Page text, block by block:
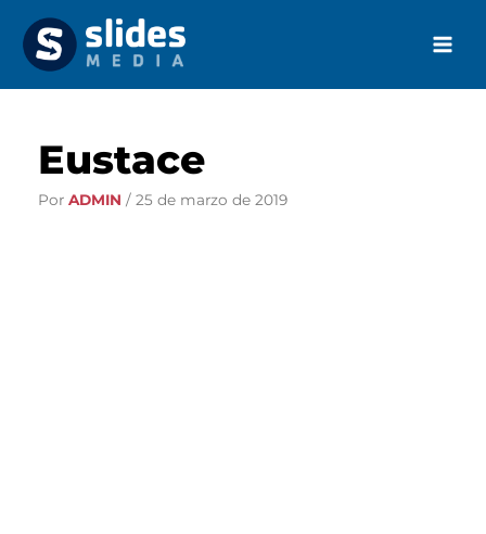
contenido
Eustace
Por ADMIN / 25 de marzo de 2019